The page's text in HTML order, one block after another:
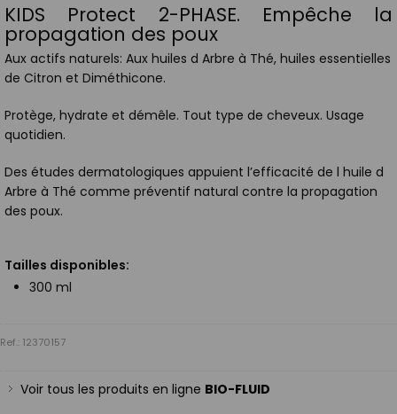
KIDS Protect 2-PHASE. Empêche la
propagation des poux
Aux actifs naturels: Aux huiles d Arbre à Thé, huiles essentielles
de Citron et Diméthicone.
Protège, hydrate et démêle. Tout type de cheveux. Usage
quotidien.
Des études dermatologiques appuient l’efficacité de l huile d
Arbre à Thé comme préventif natural contre la propagation
des poux.
Tailles disponibles:
300 ml
Ref.: 12370157
Voir tous les produits en ligne BIO-FLUID